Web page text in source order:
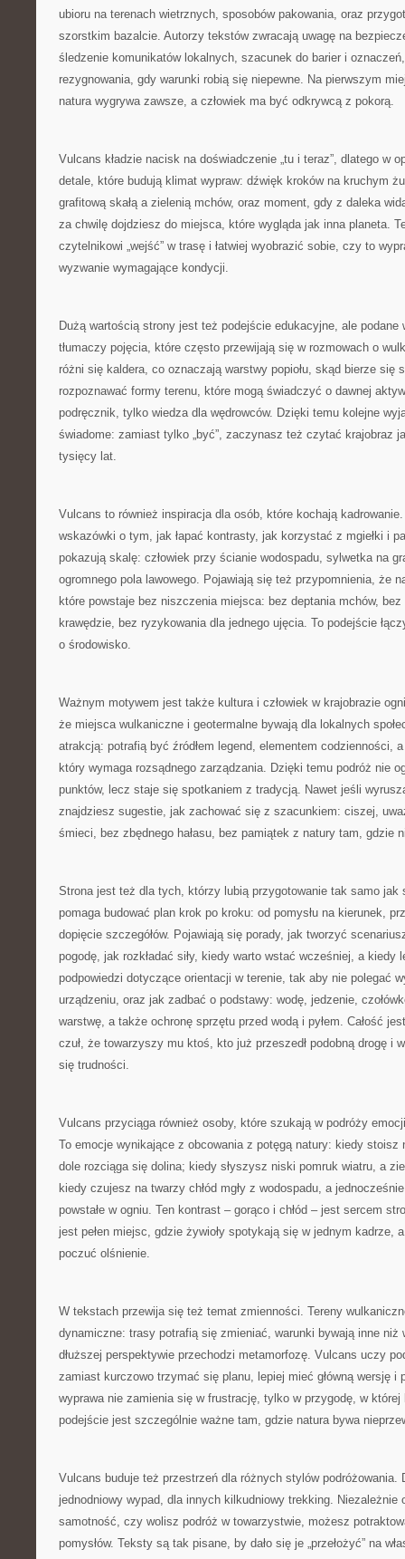
ubioru na terenach wietrznych, sposobów pakowania, oraz
szorstkim bazalcie. Autorzy tekstów zwracają uwagę na
śledzenie komunikatów lokalnych, szacunek do barier i
rezygnowania, gdy warunki robią się niepewne. Na pierwszym
natura wygrywa zawsze, a człowiek ma być odkrywcą z pokorą.
Vulcans kładzie nacisk na doświadczenie „tu i teraz”, dlatego w
detale, które budują klimat wypraw: dźwięk kroków na kruchym
grafitową skałą a zielenią mchów, oraz moment, gdy z daleka
za chwilę dojdziesz do miejsca, które wygląda jak inna planeta.
czytelnikowi „wejść” w trasę i łatwiej wyobrazić sobie, czy to
wyzwanie wymagające kondycji.
Dużą wartością strony jest też podejście edukacyjne, ale
tłumaczy pojęcia, które często przewijają się w rozmowach o
różni się kaldera, co oznaczają warstwy popiołu, skąd bierze się
rozpoznawać formy terenu, które mogą świadczyć o dawnej
podręcznik, tylko wiedza dla wędrowców. Dzięki temu kolejne
świadome: zamiast tylko „być”, zaczynasz też czytać krajobraz
tysięcy lat.
Vulcans to również inspiracja dla osób, które kochają
wskazówki o tym, jak łapać kontrasty, jak korzystać z mgiełki i
pokazują skalę: człowiek przy ścianie wodospadu, sylwetka na
ogromnego pola lawowego. Pojawiają się też przypomnienia, że
które powstaje bez niszczenia miejsca: bez deptania mchów,
krawędzie, bez ryzykowania dla jednego ujęcia. To podejście
o środowisko.
Ważnym motywem jest także kultura i człowiek w krajobrazie
że miejsca wulkaniczne i geotermalne bywają dla lokalnych
atrakcją: potrafią być źródłem legend, elementem codzienności,
który wymaga rozsądnego zarządzania. Dzięki temu podróż nie
punktów, lecz staje się spotkaniem z tradycją. Nawet jeśli
znajdziesz sugestie, jak zachować się z szacunkiem: ciszej,
śmieci, bez zbędnego hałasu, bez pamiątek z natury tam, gdzie
Strona jest też dla tych, którzy lubią przygotowanie tak samo jak
pomaga budować plan krok po kroku: od pomysłu na kierunek,
dopięcie szczegółów. Pojawiają się porady, jak tworzyć
pogodę, jak rozkładać siły, kiedy warto wstać wcześniej, a kiedy
podpowiedzi dotyczące orientacji w terenie, tak aby nie polegać
urządzeniu, oraz jak zadbać o podstawy: wodę, jedzenie,
warstwę, a także ochronę sprzętu przed wodą i pyłem. Całość
czuł, że towarzyszy mu ktoś, kto już przeszedł podobną drogę i
się trudności.
Vulcans przyciąga również osoby, które szukają w podróży
To emocje wynikające z obcowania z potęgą natury: kiedy stoisz
dole rozciąga się dolina; kiedy słyszysz niski pomruk wiatru, a
kiedy czujesz na twarzy chłód mgły z wodospadu, a
powstałe w ogniu. Ten kontrast – gorąco i chłód – jest sercem
jest pełen miejsc, gdzie żywioły spotykają się w jednym kadrze,
poczuć olśnienie.
W tekstach przewija się też temat zmienności. Tereny
dynamiczne: trasy potrafią się zmieniać, warunki bywają inne niż
dłuższej perspektywie przechodzi metamorfozę. Vulcans uczy
zamiast kurczowo trzymać się planu, lepiej mieć główną wersję i
wyprawa nie zamienia się w frustrację, tylko w przygodę, w
podejście jest szczególnie ważne tam, gdzie natura bywa
Vulcans buduje też przestrzeń dla różnych stylów podróżowania.
jednodniowy wypad, dla innych kilkudniowy trekking.
samotność, czy wolisz podróż w towarzystwie, możesz
pomysłów. Teksty są tak pisane, by dało się je „przełożyć” na